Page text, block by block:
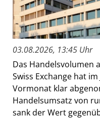
03.08.2026, 13:45 Uhr
Das Handelsvolumen
Swiss Exchange hat
Vormonat klar
Handelsumsatz von
sank der Wert